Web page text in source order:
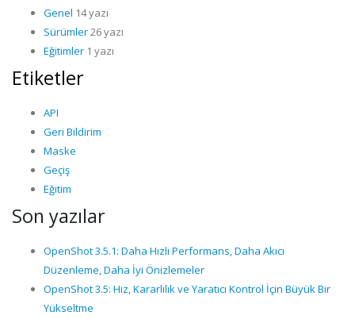
Genel 14 yazı
Sürümler26 yazı
Eğitimler 1 yazı
Etiketler
API
Geri Bildirim
Maske
Geçiş
Eğitim
Son yazılar
OpenShot 3.5.1: Daha Hızlı Performans, Daha Akıcı
Düzenleme, Daha İyi Önizlemeler
OpenShot 3.5: Hız, Kararlılık ve Yaratıcı Kontrol İçin Büyük Bir
Yükseltme